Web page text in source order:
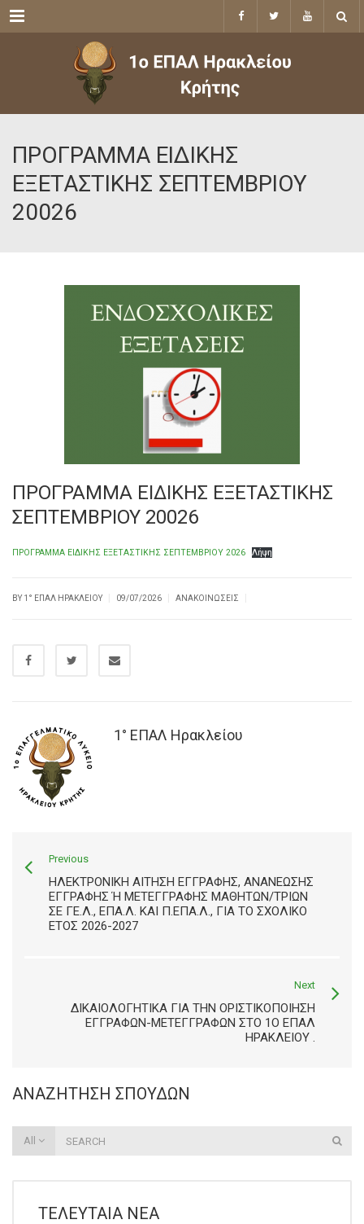
Menu
ΠΡΟΓΡΑΜΜΑ ΕΙΔΙΚΗΣ
ΕΞΕΤΑΣΤΙΚΗΣ ΣΕΠΤΕΜΒΡΙΟΥ
20026
ΠΡΟΓΡΑΜΜΑ ΕΙΔΙΚΗΣ ΕΞΕΤΑΣΤΙΚΗΣ
ΣΕΠΤΕΜΒΡΙΟΥ 20026
ΠΡΟΓΡΑΜΜΑ ΕΙΔΙΚΗΣ ΕΞΕΤΑΣΤΙΚΗΣ ΣΕΠΤΕΜΒΡΙΟΥ 2026 Λήψη
BY1° ΕΠΑΛ ΗΡΑΚΛΕΊΟΥ 09/07/2026 ΑΝΑΚΟΙΝΏΣΕΙΣ
1° ΕΠΑΛ Ηρακλείου
Previous
ΗΛΕΚΤΡΟΝΙΚΉ ΑΊΤΗΣΗ ΕΓΓΡΑΦΉΣ, ΑΝΑΝΈΩΣΗΣ
ΕΓΓΡΑΦΉΣ Ή ΜΕΤΕΓΓΡΑΦΉΣ ΜΑΘΗΤΏΝ/ΤΡΙΏΝ Σ
Ε ΓΕ.Λ., ΕΠΑ.Λ. ΚΑΙ Π.ΕΠΑ.Λ., ΓΙΑ ΤΟ ΣΧΟΛΙΚΌ Έ
ΤΟΣ 2026-2027
Next
ΔΙΚΑΙΟΛΟΓΗΤΙΚΆ ΓΙΑ ΤΗΝ ΟΡΙΣΤΙΚΟΠΟΊΗΣΗ
ΕΓΓΡΑΦΏΝ-ΜΕΤΕΓΓΡΑΦΏΝ ΣΤΟ 1Ο ΕΠΑΛ
ΗΡΑΚΛΕΊΟΥ .
ΑΝΑΖΉΤΗΣΗ ΣΠΟΥΔΏΝ
All
ΤΕΛΕΥΤΑΊΑ ΝΈΑ